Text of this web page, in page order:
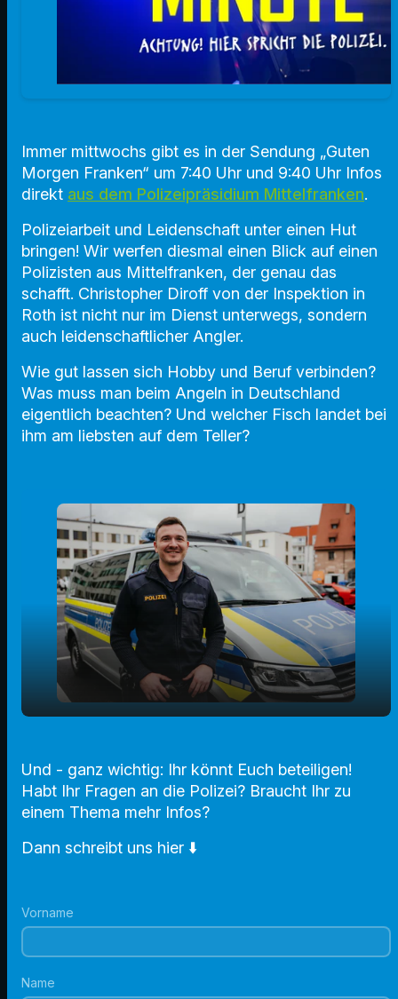
Immer mittwochs gibt es in der Sendung „Guten
Morgen Franken“ um 7:40 Uhr und 9:40 Uhr Infos
direkt aus dem Polizeipräsidium Mittelfranken.
Polizeiarbeit und Leidenschaft unter einen Hut
bringen! Wir werfen diesmal einen Blick auf einen
Polizisten aus Mittelfranken, der genau das
schafft. Christopher Diroff von der Inspektion in
Roth ist nicht nur im Dienst unterwegs, sondern
auch leidenschaftlicher Angler.
Wie gut lassen sich Hobby und Beruf verbinden?
Was muss man beim Angeln in Deutschland
eigentlich beachten? Und welcher Fisch landet bei
ihm am liebsten auf dem Teller?
00:00
Und - ganz wichtig: Ihr könnt Euch beteiligen!
Habt Ihr Fragen an die Polizei? Braucht Ihr zu
einem Thema mehr Infos?
Dann schreibt uns hier ⬇️
Vorname
Name